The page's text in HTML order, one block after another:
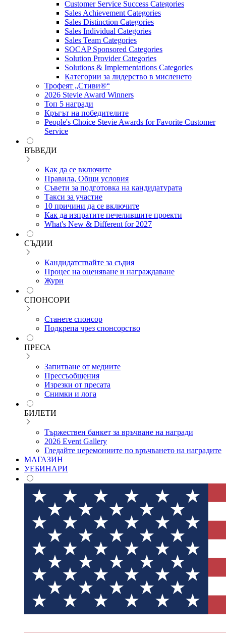
Customer Service Success Categories
Sales Achievement Categories
Sales Distinction Categories
Sales Individual Categories
Sales Team Categories
SOCAP Sponsored Categories
Solution Provider Categories
Solutions & Implementations Categories
Категории за лидерство в мисленето
Трофеят „Стиви®“
2026 Stevie Award Winners
Топ 5 награди
Кръгът на победителите
People's Choice Stevie Awards for Favorite Customer
Service
ВЪВЕДИ
Как да се включите
Правила, Общи условия
Съвети за подготовка на кандидатурата
Такси за участие
10 причини да се включите
Как да изпратите печелившите проекти
What's New & Different for 2027
СЪДИИ
Кандидатствайте за съдия
Процес на оценяване и награждаване
Жури
СПОНСОРИ
Станете спонсор
Подкрепа чрез спонсорство
ПРЕСА
Запитване от медиите
Прессъобщения
Изрезки от пресата
Снимки и лога
БИЛЕТИ
Тържествен банкет за връчване на награди
2026 Event Gallery
Гледайте церемониите по връчването на наградите
МАГАЗИН
УЕБИНАРИ